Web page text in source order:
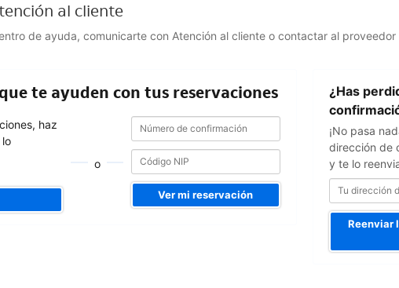
al cliente
de ayuda, comunicarte con Atención al cliente o contactar al
te ayuden con tus reservaciones
haz
o
Número
de
confirmación
Número
confirmación
Ver mi reservación
¿Has
¡No pasa
dirección de
y te lo
dirección
correo
Reenviar